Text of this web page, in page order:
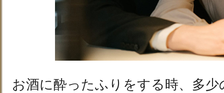
お酒に酔ったふりをする時、多